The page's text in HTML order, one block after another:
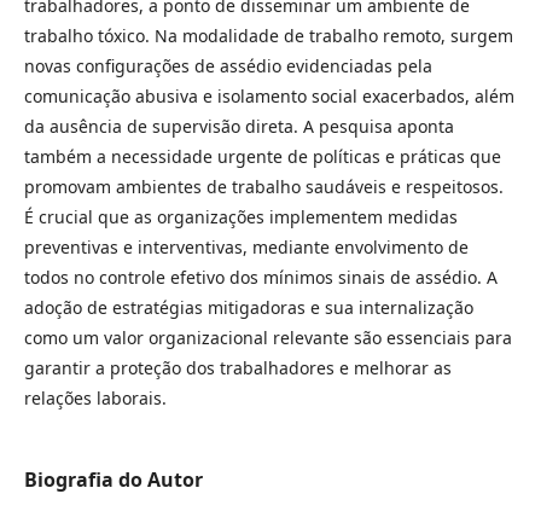
trabalhadores, a ponto de disseminar um ambiente de
trabalho tóxico. Na modalidade de trabalho remoto, surgem
novas configurações de assédio evidenciadas pela
comunicação abusiva e isolamento social exacerbados, além
da ausência de supervisão direta. A pesquisa aponta
também a necessidade urgente de políticas e práticas que
promovam ambientes de trabalho saudáveis e respeitosos.
É crucial que as organizações implementem medidas
preventivas e interventivas, mediante envolvimento de
todos no controle efetivo dos mínimos sinais de assédio. A
adoção de estratégias mitigadoras e sua internalização
como um valor organizacional relevante são essenciais para
garantir a proteção dos trabalhadores e melhorar as
relações laborais.
Biografia do Autor